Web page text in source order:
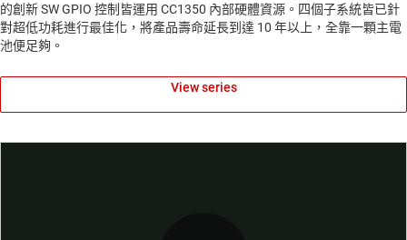
的創新 SW GPIO 控制皆運用 CC1350 內部硬體資源。四個子系統皆已針
對超低功耗進行最佳化，將產品壽命延長到達 10 年以上，全靠一顆主電
池便足夠。
View series